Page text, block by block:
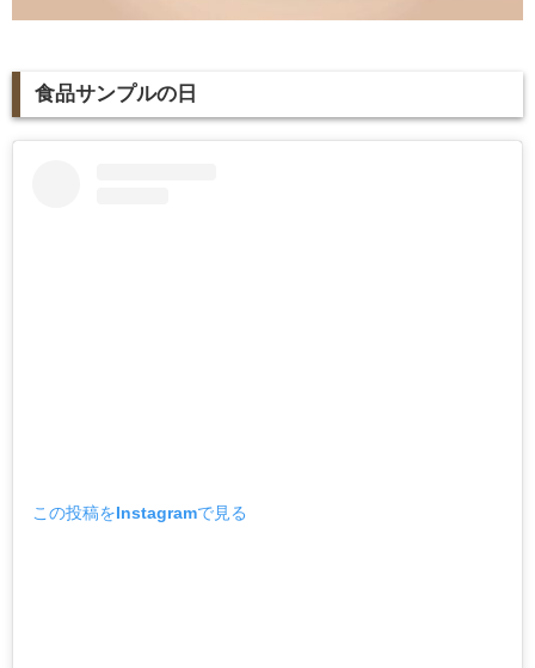
食品サンプルの日
この投稿をInstagramで見る